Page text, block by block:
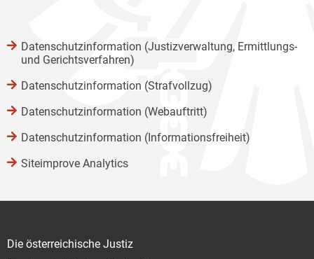
Datenschutzinformation (Justizverwaltung, Ermittlungs-
und Gerichtsverfahren)
Datenschutzinformation (Strafvollzug)
Datenschutzinformation (Webauftritt)
Datenschutzinformation (Informationsfreiheit)
Siteimprove Analytics
Die österreichische Justiz